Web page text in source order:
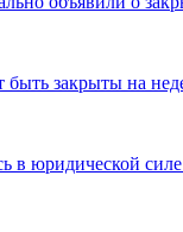
быть закрыты на
юридической силе